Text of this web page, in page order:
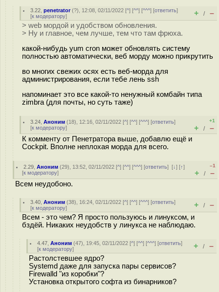
3.22 ,penetrator(?), 12:08, 02/11/2022 [^] [^^] [^^^] [ответить]
[к модератору] + / –
> web мордой и удобством обновления.
> Ну и главное, чем лучше, тем что там фрюха.
какой-нибудь yum cron может обновлять систему
полностью автоматически, веб морду можно прикрутить
во многих свежих осях есть веб-морда для
администрирования, если тебе лень ssh
напоминает это все какой-то ненужный комбайн типа
zimbra (для почты, но суть таже)
3.24 ,Аноним (18), 12:16, 02/11/2022 [^] [^^] [^^^] [ответить]
[к модератору]
+1
+ / –
К комменту от Пенетратора выше, добавлю ещё и
Cockpit. Вполне неплохая морда для всего.
2.29 ,Аноним (29), 13:52, 02/11/2022 [^] [^^] [^^^] [ответить][↓] [↑]
[к модератору]
–1
+ / –
Всем неудобоно.
3.40 ,Аноним (38), 16:24, 02/11/2022 [^] [^^] [^^^] [ответить]
[к модератору] + / –
Всем - это чем? Я просто пользуюсь и линуксом, и
бздёй. Никаких неудобств у линукса не наблюдаю.
4.47 ,Аноним (47), 19:45, 02/11/2022 [^] [^^] [^^^] [ответить]
[к модератору] + / –
Растолстевшее ядро?
Systemd даже для запуска пары сервисов?
Firewalld "из коробки"?
Установка открытого софта из бинарников?